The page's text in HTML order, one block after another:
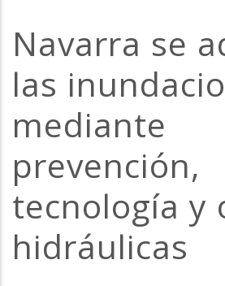
de
ayuda
a
la
navegación
Navarra se
las
mediante
prevención,
tecnología y
hidráulicas